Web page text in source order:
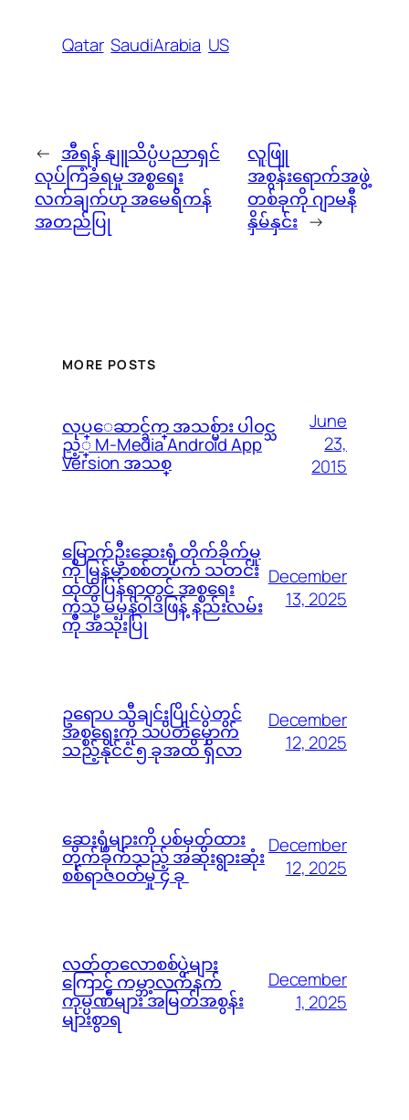
Qatar SaudiArabia US
← အီရန် နျူသိပ္ပံပညာရှင်
လုပ်ကြံခံရမှု အစ္စရေး
လက်ချက်ဟု အမေရိကန်
အတည်ပြု
လူဖြူ
အစွန်းရောက်အဖွဲ့
တစ်ခုကို ဂျာမနီ
နှိမ်နှင်း →
MORE POSTS
လုပ္ေဆာင္ခ်က္ အသစ္မ်ား ပါဝင္သ
ည့္ M-Media Android App
Version အသစ္
June
23,
2015
မြောက်ဦးဆေးရုံ တိုက်ခိုက်မှု
ကို မြန်မာစစ်တပ်က သတင်း
ထုတ်ပြန်ရာတွင် အစ္စရေး
ကဲ့သို့ မမှန်၀ါဒဖြန့် နည်းလမ်း
ကို အသုံးပြု
December
13, 2025
ဥရောပ သီချင်းပြိုင်ပွဲတွင်
အစ္စရေးကို သပိတ်မှောက်
သည့်နိုင်ငံ ၅ ခုအထိ ရှိလာ
December
12, 2025
ဆေးရုံများကို ပစ်မှတ်ထား
တိုက်ခိုက်သည့် အဆိုးရွားဆုံး
စစ်ရာဇ၀တ်မှု ၄ ခု
December
12, 2025
လတ်တလောစစ်ပွဲများ
ကြောင့် ကမ္ဘာ့လက်နက်
ကုမ္ပဏီများ အမြတ်အစွန်း
များစွာရ
December
1, 2025